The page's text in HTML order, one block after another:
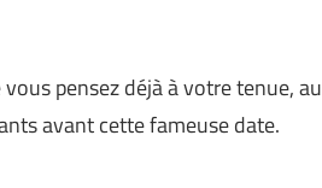
pensez déjà à votre tenue, au
avant cette fameuse date.